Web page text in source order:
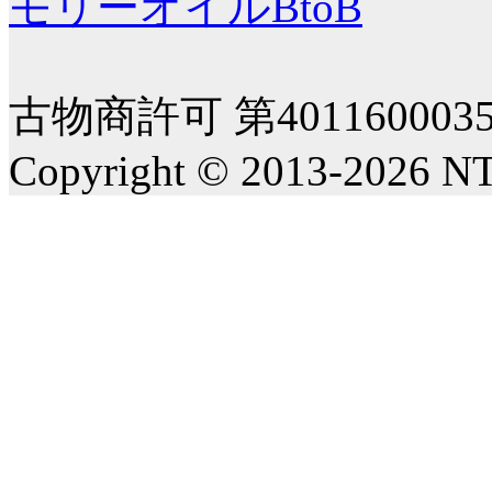
古物商許可 第
Copyright © 2013-2026